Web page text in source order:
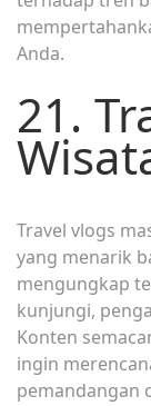
Anda.
21.
Travel vlogs
yang menarik
mengungkap
kunjungi,
Konten
ingin
pemandangan